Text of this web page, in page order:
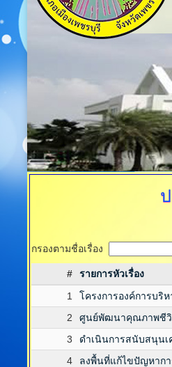
กรองตามชื่อเรื่อง
#
รายการหัวเรื่อง
1
โครงการองค์การบริ
2
ศูนย์พัฒนาคุณภาพชีวิ
3
ดำเนินการสนับสนุน
4
ลงพื้นที่แก้ไขปัญหาก